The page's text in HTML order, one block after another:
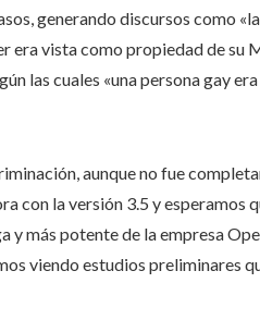
generando discursos como
era vista como propiedad de su
las cuales «una persona gay
aunque no fue
con la versión 3.5 y esperamos
más potente de la empresa
viendo estudios preliminares